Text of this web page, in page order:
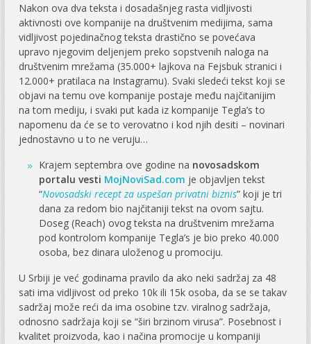
Nakon ova dva teksta i dosadašnjeg rasta vidljivosti
aktivnosti ove kompanije na društvenim medijima, sama
vidljivost pojedinačnog teksta drastično se povećava
upravo njegovim deljenjem preko sopstvenih naloga na
društvenim mrežama (35.000+ lajkova na Fejsbuk stranici i
12.000+ pratilaca na Instagramu). Svaki sledeći tekst koji se
objavi na temu ove kompanije postaje među najčitanijim
na tom mediju, i svaki put kada iz kompanije Tegla’s to
napomenu da će se to verovatno i kod njih desiti – novinari
jednostavno u to ne veruju…
Krajem septembra ove godine na novosadskom
portalu vesti MojNoviSad.com je objavljen tekst
“Novosadski recept za uspešan privatni biznis” koji je tri
dana za redom bio najčitaniji tekst na ovom sajtu.
Doseg (Reach) ovog teksta na društvenim mrežama
pod kontrolom kompanije Tegla’s je bio preko 40.000
osoba, bez dinara uloženog u promociju.
U Srbiji je već godinama pravilo da ako neki sadržaj za 48
sati ima vidljivost od preko 10k ili 15k osoba, da se se takav
sadržaj može reći da ima osobine tzv. viralnog sadržaja,
odnosno sadržaja koji se “širi brzinom virusa”. Posebnost i
kvalitet proizvoda, kao i načina promocije u kompaniji